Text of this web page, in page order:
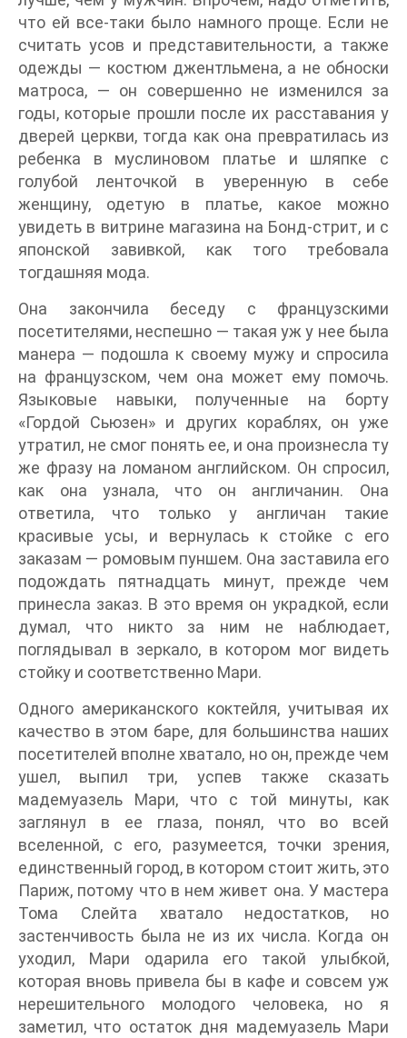
что ей все-таки было намного проще. Если не
считать усов и представительности, а также
одежды — костюм джентльмена, а не обноски
матроса, — он совершенно не изменился за
годы, которые прошли после их расставания у
дверей церкви, тогда как она превратилась из
ребенка в муслиновом платье и шляпке с
голубой ленточкой в уверенную в себе
женщину, одетую в платье, какое можно
увидеть в витрине магазина на Бонд-стрит, и с
японской завивкой, как того требовала
тогдашняя мода.
Она закончила беседу с французскими
посетителями, неспешно — такая уж у нее была
манера — подошла к своему мужу и спросила
на французском, чем она может ему помочь.
Языковые навыки, полученные на борту
«Гордой Сьюзен» и других кораблях, он уже
утратил, не смог понять ее, и она произнесла ту
же фразу на ломаном английском. Он спросил,
как она узнала, что он англичанин. Она
ответила, что только у англичан такие
красивые усы, и вернулась к стойке с его
заказам — ромовым пуншем. Она заставила его
подождать пятнадцать минут, прежде чем
принесла заказ. В это время он украдкой, если
думал, что никто за ним не наблюдает,
поглядывал в зеркало, в котором мог видеть
стойку и соответственно Мари.
Одного американского коктейля, учитывая их
качество в этом баре, для большинства наших
посетителей вполне хватало, но он, прежде чем
ушел, выпил три, успев также сказать
мадемуазель Мари, что с той минуты, как
заглянул в ее глаза, понял, что во всей
вселенной, с его, разумеется, точки зрения,
единственный город, в котором стоит жить, это
Париж, потому что в нем живет она. У мастера
Тома Слейта хватало недостатков, но
застенчивость была не из их числа. Когда он
уходил, Мари одарила его такой улыбкой,
которая вновь привела бы в кафе и совсем уж
нерешительного молодого человека, но я
заметил, что остаток дня мадемуазель Мари